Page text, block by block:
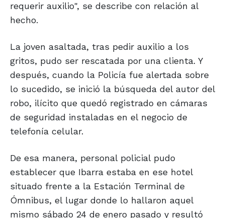
requerir auxilio", se describe con relación al
hecho.
La joven asaltada, tras pedir auxilio a los
gritos, pudo ser rescatada por una clienta. Y
después, cuando la Policía fue alertada sobre
lo sucedido, se inició la búsqueda del autor del
robo, ilícito que quedó registrado en cámaras
de seguridad instaladas en el negocio de
telefonía celular.
De esa manera, personal policial pudo
establecer que Ibarra estaba en ese hotel
situado frente a la Estación Terminal de
Ómnibus, el lugar donde lo hallaron aquel
mismo sábado 24 de enero pasado y resultó